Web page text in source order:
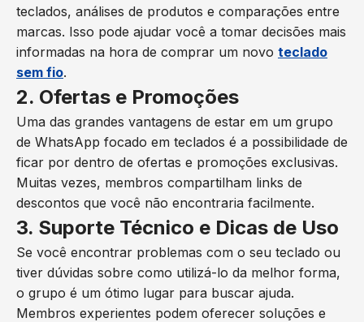
teclados, análises de produtos e comparações entre
marcas. Isso pode ajudar você a tomar decisões mais
informadas na hora de comprar um novo teclado
sem fio.
2. Ofertas e Promoções
Uma das grandes vantagens de estar em um grupo
de WhatsApp focado em teclados é a possibilidade de
ficar por dentro de ofertas e promoções exclusivas.
Muitas vezes, membros compartilham links de
descontos que você não encontraria facilmente.
3. Suporte Técnico e Dicas de Uso
Se você encontrar problemas com o seu teclado ou
tiver dúvidas sobre como utilizá-lo da melhor forma,
o grupo é um ótimo lugar para buscar ajuda.
Membros experientes podem oferecer soluções e